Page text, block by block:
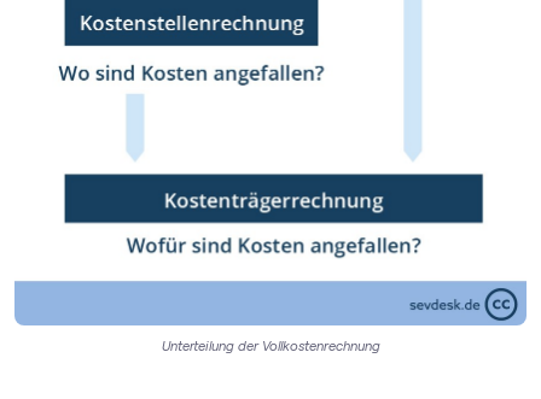
Unterteilung der Vollkostenrechnung